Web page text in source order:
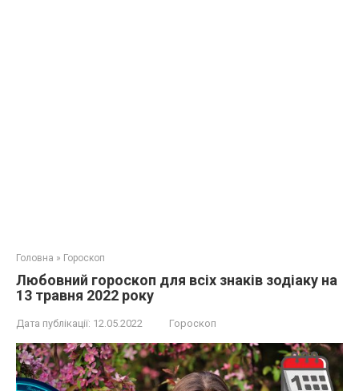
Головна » Гороскоп
Любовний гороскоп для всіх знаків зодіаку на
13 травня 2022 року
Дата публікації: 12.05.2022 Гороскоп